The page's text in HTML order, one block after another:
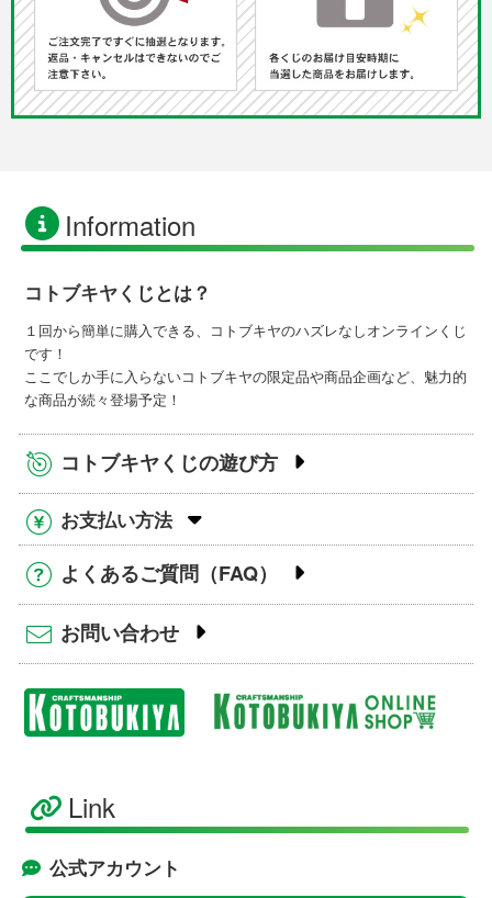
Information
コトブキヤくじとは？
１回から簡単に購入できる、コトブキヤのハズレなしオンラインくじ
です！
ここでしか手に入らないコトブキヤの限定品や商品企画など、魅力的
な商品が続々登場予定！
コトブキヤくじの遊び方
お支払い方法
よくあるご質問（FAQ）
お問い合わせ
Link
公式アカウント